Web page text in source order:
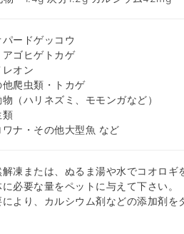
ードゲッコウ
ゴヒゲトカゲ
オン
爬虫類・トカゲ
（ハリネズミ、モモンガなど）
ナ・その他大型魚 など
凍または、ぬるま湯や水でコオロギ
必要な量をペットに与えて下さい。
より、カルシウム剤などの添加剤を